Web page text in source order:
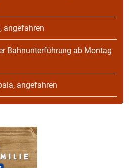
angefahren
Bahnunterführung ab Montag
angefahren